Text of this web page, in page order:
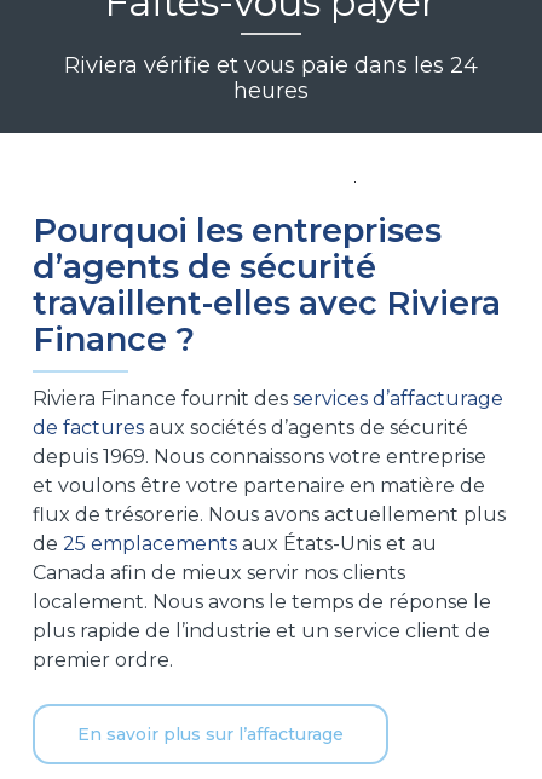
Riviera vérifie et vous paie dans les 24
heures
Pourquoi les entreprises
d’agents de sécurité
travaillent-elles avec Riviera
Finance ?
Riviera Finance fournit des services d’affacturage
de facturesaux sociétés d’agents de sécurité
depuis 1969. Nous connaissons votre entreprise
et voulons être votre partenaire en matière de
flux de trésorerie. Nous avons actuellement plus
de 25 emplacementsaux États-Unis et au
Canada afin de mieux servir nos clients
localement. Nous avons le temps de réponse le
plus rapide de l’industrie et un service client de
premier ordre.
En savoir plus sur l’affacturage